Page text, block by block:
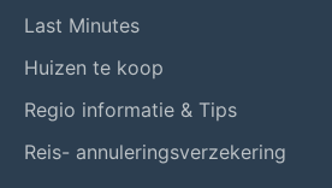
Last Minutes
Huizen te koop
Regio informatie & Tips
Reis- annuleringsverzekering